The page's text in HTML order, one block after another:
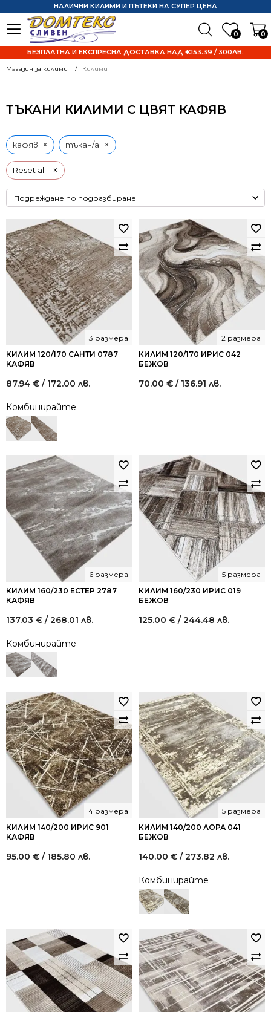
0 0
НАЛИЧНИ КИЛИМИ И ПЪТЕКИ НА СУПЕР ЦЕНА
БЕЗПЛАТНА И ЕКСПРЕСНА ДОСТАВКА НАД €153.39 / 300ЛВ.
Магазин за килими Килими
ТЪКАНИ КИЛИМИ С ЦВЯТ КАФЯВ
Reset all ×
кафяв × тъкан/а ×
КИЛИМ 120/170 САНТИ 0787
КАФЯВ
3 размера
87.94 € / 172.00 лв.
Комбинирайте
КИЛИМ 120/170 ИРИС 042
БЕЖОВ
2 размера
70.00 € / 136.91 лв.
КИЛИМ 160/230 ЕСТЕР 2787
КАФЯВ
6 размера
137.03 € / 268.01 лв.
Комбинирайте
КИЛИМ 160/230 ИРИС 019
БЕЖОВ
5 размера
125.00 € / 244.48 лв.
КИЛИМ 140/200 ИРИС 901
КАФЯВ
4 размера
95.00 € / 185.80 лв.
КИЛИМ 140/200 ЛОРА 041
БЕЖОВ
5 размера
140.00 € / 273.82 лв.
Комбинирайте